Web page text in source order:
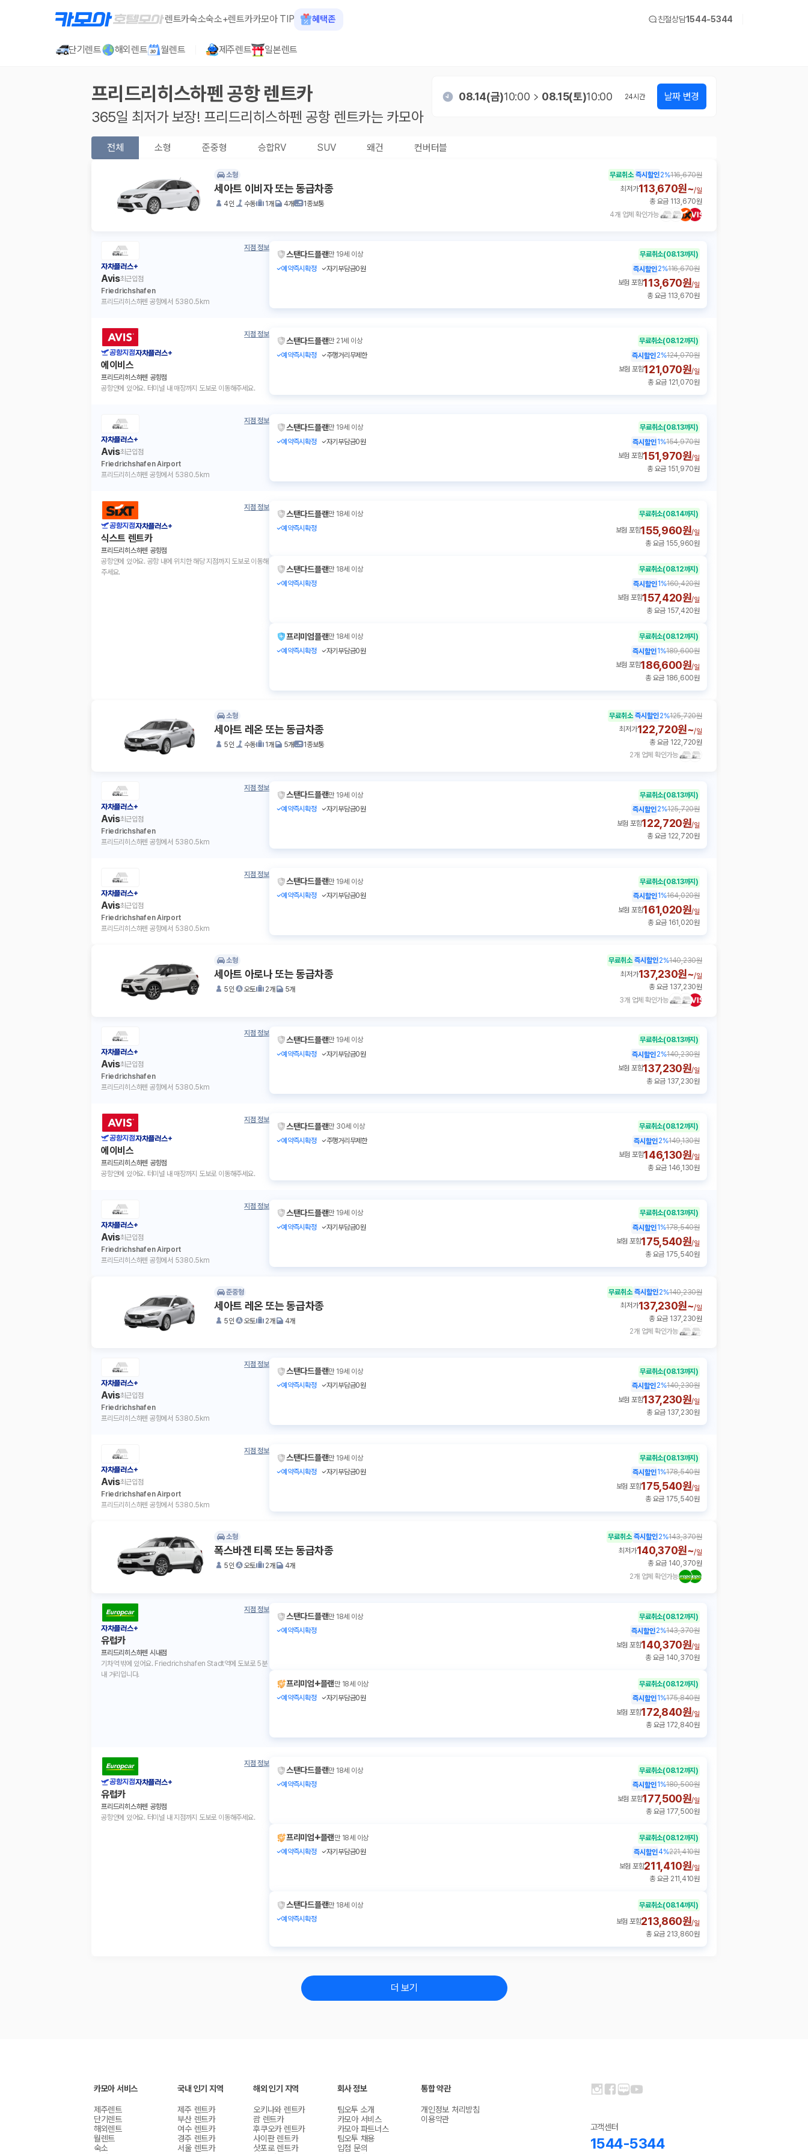
렌트카숙소숙소+렌트카카모아 TIP 혜택존 친절상담1544-5344
단기렌트 해외렌트 월렌트 제주렌트 일본렌트
프리드리히스하펜 공항렌트카
365일 최저가 보장! 프리드리히스하펜 공항 렌트카는 카모아
08.14(금)10:00 08.15(토)10:00 24시간 날짜 변경
전체 소형 준중형 승합RV SUV 왜건 컨버터블
소형
세아트 이비자 또는 동급차종
4인 수동 1개 4개
1종보통
4개 업체 확인가능
무료취소 즉시할인2%116,670원
최저가113,670원~/일
총 요금 113,670원
지점 정보
자차플러스+
Avis최근입점
Friedrichshafen
프리드리히스하펜 공항에서 5380.5km
스탠다드플랜만 19세 이상 무료취소(08.13까지)
예약즉시확정
자기부담금0원 즉시할인2%116,670원
보험 포함113,670원/일
총 요금 113,670원
지점 정보
공항지점자차플러스+
에이비스
프리드리히스하펜 공항점
공항안에 있어요. 터미널 내 매장까지 도보로 이동해주세요.
스탠다드플랜만 21세 이상 무료취소(08.12까지)
예약즉시확정
주행거리무제한 즉시할인2%124,070원
보험 포함121,070원/일
총 요금 121,070원
지점 정보
자차플러스+
Avis최근입점
Friedrichshafen Airport
프리드리히스하펜 공항에서 5380.5km
스탠다드플랜만 19세 이상 무료취소(08.13까지)
예약즉시확정
자기부담금0원 즉시할인1%154,970원
보험 포함151,970원/일
총 요금 151,970원
지점 정보
공항지점자차플러스+
식스트 렌트카
프리드리히스하펜 공항점
공항안에 있어요. 공항 내에 위치한 해당 지점까지 도보로 이동해
주세요.
스탠다드플랜만 18세 이상 무료취소(08.14까지)
예약즉시확정
보험 포함155,960원/일
총 요금 155,960원
스탠다드플랜만 18세 이상 무료취소(08.12까지)
예약즉시확정
즉시할인1%160,420원
보험 포함157,420원/일
총 요금 157,420원
프리미엄플랜만 18세 이상 무료취소(08.12까지)
예약즉시확정
자기부담금0원 즉시할인1%189,600원
보험 포함186,600원/일
총 요금 186,600원
소형
세아트 레온 또는 동급차종
5인 수동 1개 5개
1종보통
2개 업체 확인가능
무료취소 즉시할인2%125,720원
최저가122,720원~/일
총 요금 122,720원
지점 정보
자차플러스+
Avis최근입점
Friedrichshafen
프리드리히스하펜 공항에서 5380.5km
스탠다드플랜만 19세 이상 무료취소(08.13까지)
예약즉시확정
자기부담금0원 즉시할인2%125,720원
보험 포함122,720원/일
총 요금 122,720원
지점 정보
자차플러스+
Avis최근입점
Friedrichshafen Airport
프리드리히스하펜 공항에서 5380.5km
스탠다드플랜만 19세 이상 무료취소(08.13까지)
예약즉시확정
자기부담금0원 즉시할인1 %164,020원
보험 포함161,020원/일
총 요금 161,020원
소형
세아트 아로나 또는 동급차종
5인 오토 2개
5개
3개 업체 확인가능
무료취소 즉시할인2%140,230원
최저가137,230원~/일
총 요금 137,230원
지점 정보
자차플러스+
Avis최근입점
Friedrichshafen
프리드리히스하펜 공항에서 5380.5km
스탠다드플랜만 19세 이상 무료취소(08.13까지)
예약즉시확정
자기부담금0원 즉시할인2%140,230원
보험 포함137,230원/일
총 요금 137,230원
지점 정보
공항지점자차플러스+
에이비스
프리드리히스하펜 공항점
공항안에 있어요. 터미널 내 매장까지 도보로 이동해주세요.
스탠다드플랜만 30세 이상 무료취소(08.12까지)
예약즉시확정
주행거리무제한 즉시할인2%149,130원
보험 포함146,130원/일
총 요금 146,130원
지점 정보
자차플러스+
Avis최근입점
Friedrichshafen Airport
프리드리히스하펜 공항에서 5380.5km
스탠다드플랜만 19세 이상 무료취소(08.13까지)
예약즉시확정
자기부담금0원 즉시할인1%178,540원
보험 포함175,540원/일
총 요금 175,540원
준중형
세아트 레온 또는 동급차종
5인 오토 2개
4개
2개 업체 확인가능
무료취소 즉시할인2%140,230원
최저가137,230원~/일
총 요금 137,230원
지점 정보
자차플러스+
Avis최근입점
Friedrichshafen
프리드리히스하펜 공항에서 5380.5km
스탠다드플랜만 19세 이상 무료취소(08.13까지)
예약즉시확정
자기부담금0원 즉시할인2%140,230원
보험 포함137,230원/일
총 요금 137,230원
지점 정보
자차플러스+
Avis최근입점
Friedrichshafen Airport
프리드리히스하펜 공항에서 5380.5km
스탠다드플랜만 19세 이상 무료취소(08.13까지)
예약즉시확정
자기부담금0원 즉시할인1 %178,540원
보험 포함175,540원/일
총 요금 175,540원
소형
폭스바겐 티록 또는 동급차종
5인 오토 2개
4개
2개 업체 확인가능
무료취소 즉시할인2%143,370원
최저가140,370원~/일
총 요금 140,370원
지점 정보
자차플러스+
유럽카
프리드리히스하펜 시내점
기차역 밖에 있어요. Friedrichshafen Stadt역에 도보로 5분
내 거리입니다.
스탠다드플랜만 18세 이상 무료취소(08.12까지)
예약즉시확정
즉시할인2%143,370원
보험 포함140,370원/일
총 요금 140,370원
프리미엄+플랜만 18세 이상 무료취소(08.12까지)
예약즉시확정
자기부담금0원 즉시할인1 %175,840원
보험 포함172,840원/일
총 요금 172,840원
지점 정보
공항지점자차플러스+
유럽카
프리드리히스하펜 공항점
공항안에 있어요. 터미널 내 지점까지 도보로 이동해주세요.
스탠다드플랜만 18세 이상 무료취소(08.12까지)
예약즉시확정
즉시할인1 %180,500원
보험 포함177,500원/일
총 요금 177,500원
프리미엄+플랜만 18세 이상 무료취소(08.12까지)
예약즉시확정
자기부담금0원 즉시할인4%221,410원
보험 포함211,410원/일
총 요금 211,410원
스탠다드플랜만 18세 이상 무료취소(08.14까지)
예약즉시확정
보험 포함213,860원/일
총 요금 213,860원
더 보기
카모아 서비스
제주렌트
단기렌트
해외렌트
월렌트
숙소
국내 인기 지역
제주 렌트카
부산 렌트카
여수 렌트카
경주 렌트카
서울 렌트카
해외 인기 지역
오키나와 렌트카
괌 렌트카
후쿠오카 렌트카
사이판 렌트카
삿포로 렌트카
회사 정보
팀오투 소개
카모아 서비스
카모아 파트너스
팀오투 채용
입점 문의
통합 약관
개인정보 처리방침
이용약관
고객센터
1544-5344